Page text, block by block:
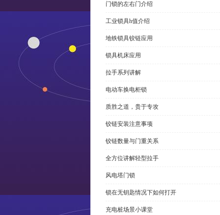
门锁的左右门介绍
工业锁具h值介绍
地铁锁具铰链应用
锁具机床应用
拉手系列讲解
电动车换电柜锁
质胜之道，贵于专攻
铰链安装注意事项
铰链数量与门重关系
全方位讲解轻型拉手
风电塔门锁
锁在无钥匙情况下如何打开
充电桩场景小课堂